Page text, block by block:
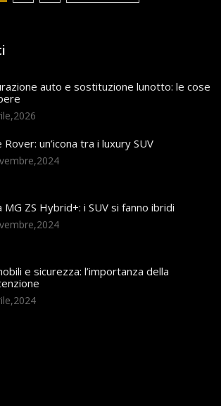
auto e sostituzione lunotto: le cose
Rover: un’icona tra i luxury SUV
MG ZS Hybrid+: i SUV si fanno ibridi
e sicurezza: l’importanza della